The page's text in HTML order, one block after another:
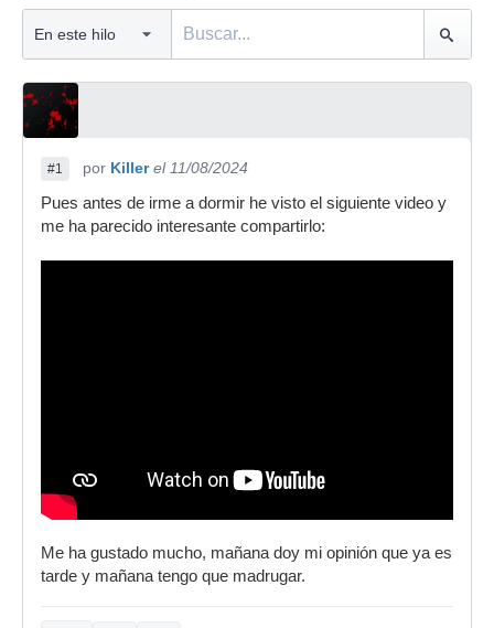
#1 por Killer el 11/08/2024
Pues antes de irme a dormir he visto el siguiente video y
me ha parecido interesante compartirlo:
Me ha gustado mucho, mañana doy mi opinión que ya es
tarde y mañana tengo que madrugar.